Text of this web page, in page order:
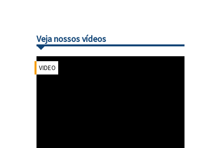
Veja nossos vídeos
VIDEO